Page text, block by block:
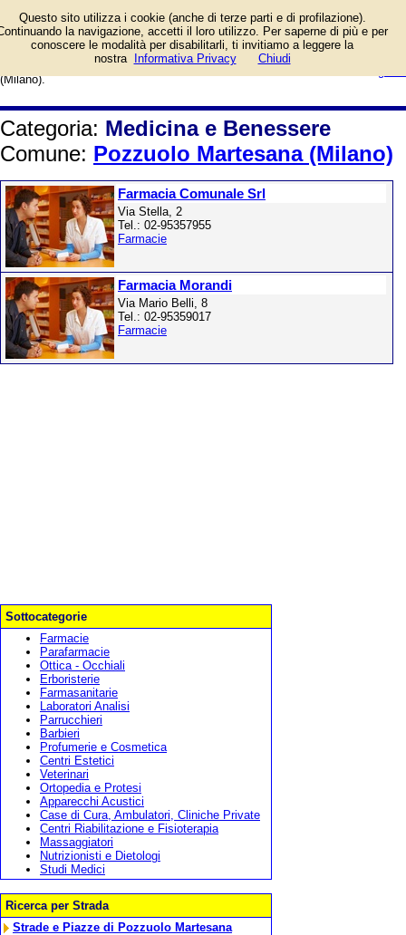
profumerie, centri estetici,
laboratori di analisi, studi medici,
veterinari, fisioterapia. Elenco per il
Comune di Pozzuolo Martesana
(Milano).
Categoria: Medicina e Benessere
Comune: Pozzuolo Martesana (Milano)
Farmacia Comunale Srl
Via Stella, 2
Tel.: 02-95357955
Farmacie
Farmacia Morandi
Via Mario Belli, 8
Tel.: 02-95359017
Farmacie
Sottocategorie
Farmacie
Parafarmacie
Ottica - Occhiali
Erboristerie
Farmasanitarie
Laboratori Analisi
Parrucchieri
Barbieri
Profumerie e Cosmetica
Centri Estetici
Veterinari
Ortopedia e Protesi
Apparecchi Acustici
Case di Cura, Ambulatori, Cliniche Private
Centri Riabilitazione e Fisioterapia
Massaggiatori
Nutrizionisti e Dietologi
Studi Medici
Ricerca per Strada
Strade e Piazze di Pozzuolo Martesana
Questo sito utilizza i cookie (anche di terze parti e di profilazione).
la navigazione, accetti il loro utilizzo. Per saperne di più e per
conoscere le modalità per disabilitarli, ti invitiamo a leggere la
nostra
Informativa Privacy Chiudi